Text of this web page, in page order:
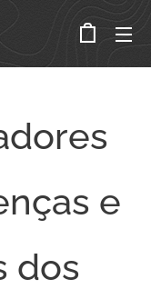
e
dos